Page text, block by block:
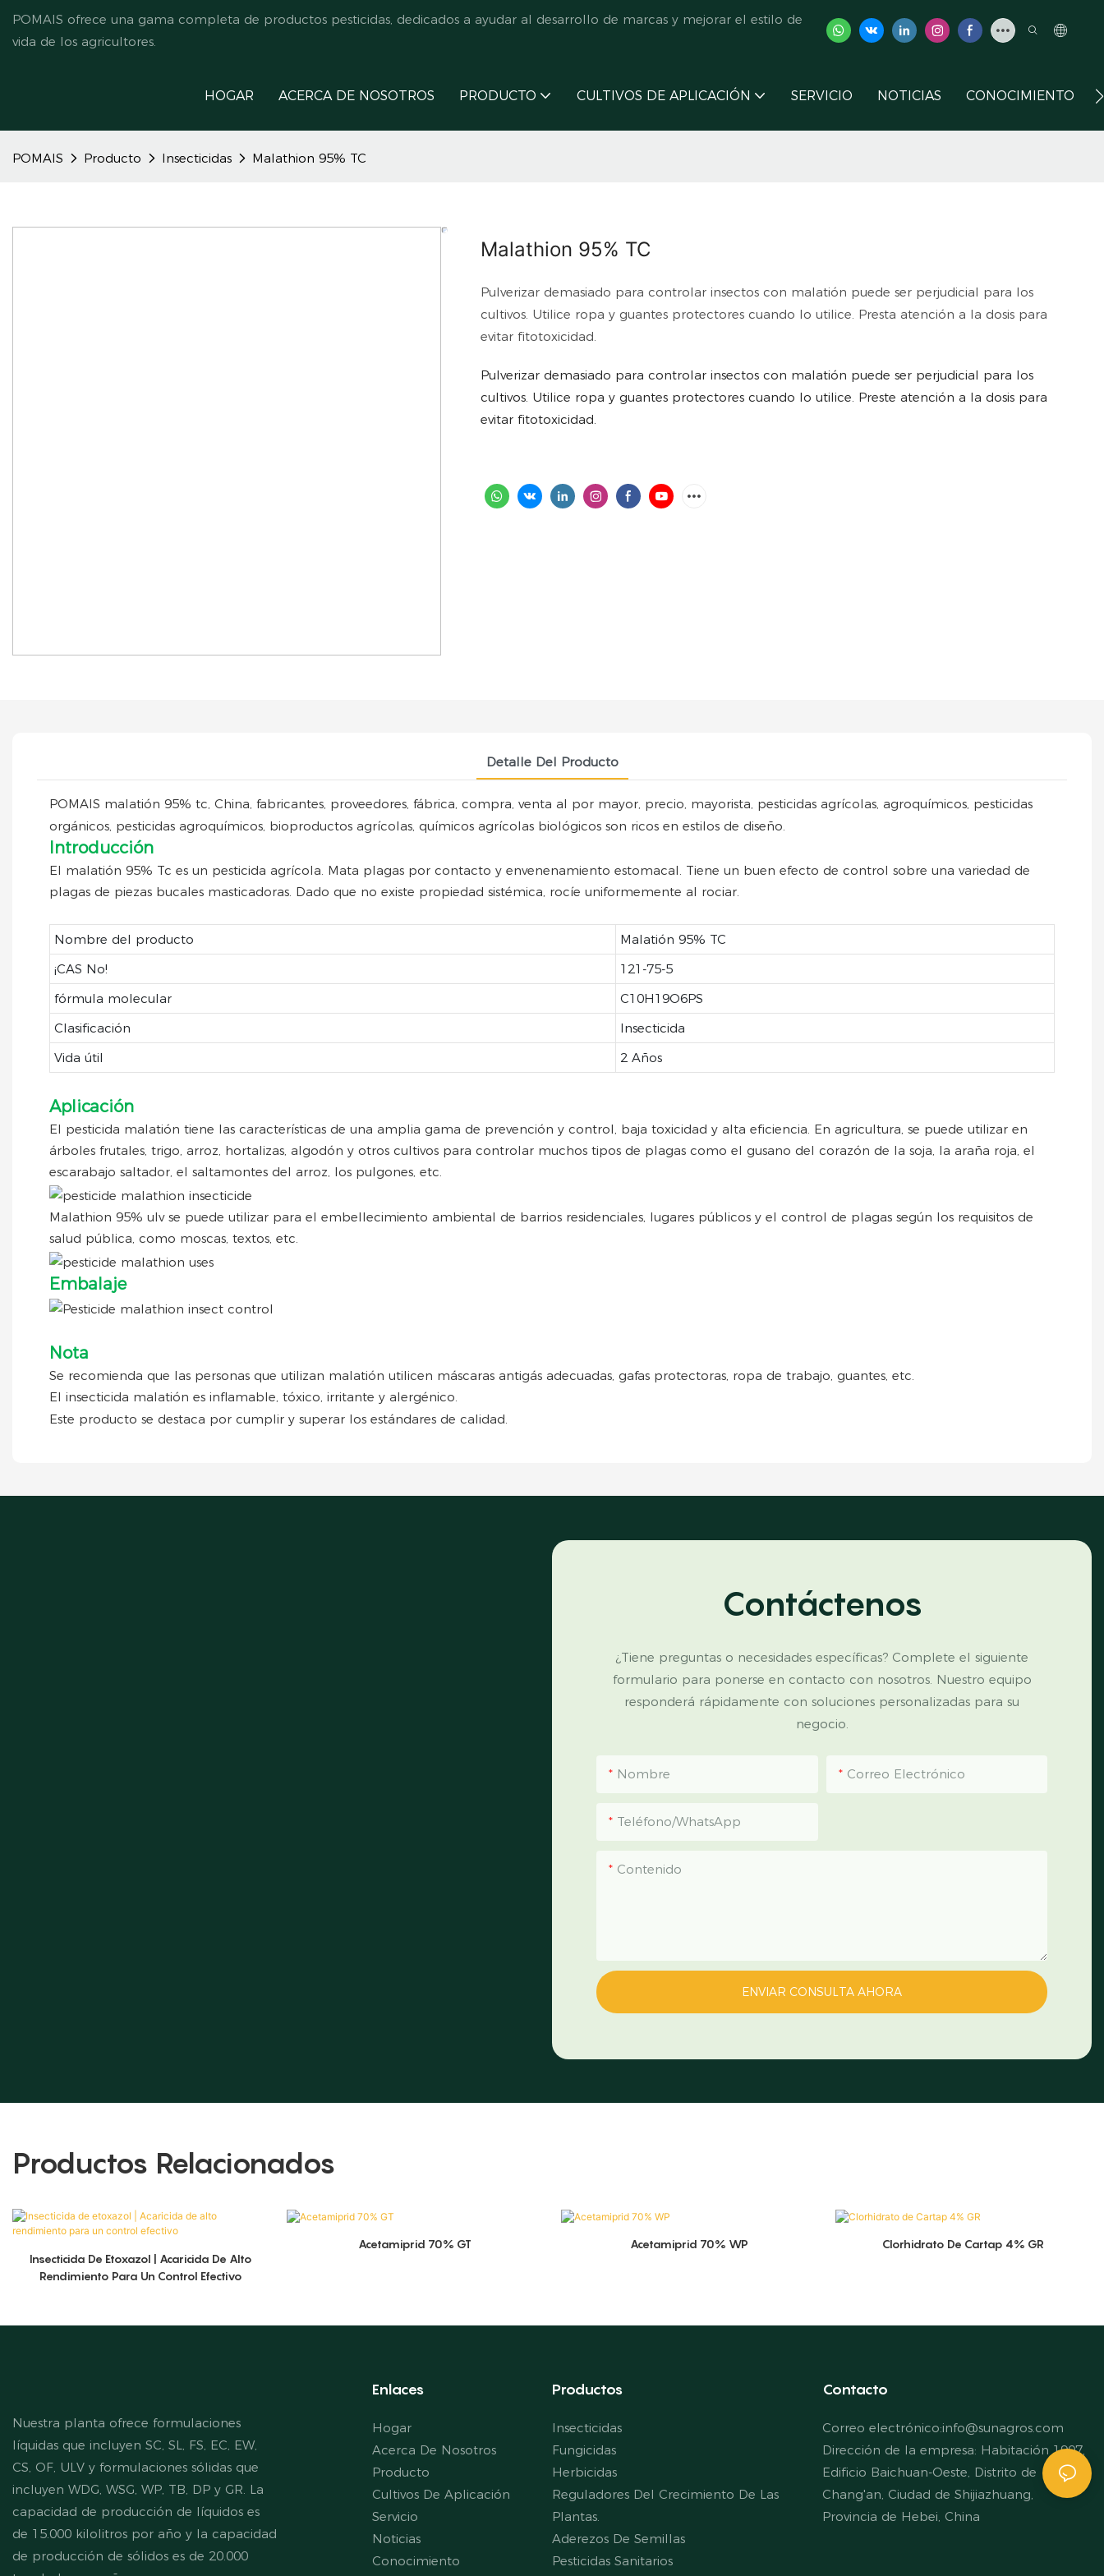
POMAIS ofrece una gama completa de productos pesticidas, dedicados a ayudar al desarrollo de marcas y mejorar el estilo de
vida de los agricultores.
HOGAR ACERCA DE NOSOTROS PRODUCTO CULTIVOS DE APLICACIÓN SERVICIO NOTICIAS CONOCIMIENTO
POMAIS Producto Insecticidas Malathion 95% TC
Malathion 95% TC
Pulverizar demasiado para controlar insectos con malatión puede ser perjudicial para los
cultivos. Utilice ropa y guantes protectores cuando lo utilice. Presta atención a la dosis para
evitar fitotoxicidad.
Pulverizar demasiado para controlar insectos con malatión puede ser perjudicial para los
cultivos. Utilice ropa y guantes protectores cuando lo utilice. Preste atención a la dosis para
evitar fitotoxicidad.
Detalle Del Producto
POMAIS malatión 95% tc, China, fabricantes, proveedores, fábrica, compra, venta al por mayor, precio, mayorista, pesticidas agrícolas, agroquímicos, pesticidas
orgánicos, pesticidas agroquímicos, bioproductos agrícolas, químicos agrícolas biológicos son ricos en estilos de diseño.
Introducción
El malatión 95% Tc es un pesticida agrícola. Mata plagas por contacto y envenenamiento estomacal. Tiene un buen efecto de control sobre una variedad de
plagas de piezas bucales masticadoras. Dado que no existe propiedad sistémica, rocíe uniformemente al rociar.
Nombre del producto
Malatión 95% TC
¡CAS No!
121-75-5
fórmula molecular
C10H19O6PS
Clasificación
Insecticida
Vida útil
2 Años
Aplicación
El pesticida malatión tiene las características de una amplia gama de prevención y control, baja toxicidad y alta eficiencia. En agricultura, se puede utilizar en
árboles frutales, trigo, arroz, hortalizas, algodón y otros cultivos para controlar muchos tipos de plagas como el gusano del corazón de la soja, la araña roja, el
escarabajo saltador, el saltamontes del arroz, los pulgones, etc.
Malathion 95% ulv se puede utilizar para el embellecimiento ambiental de barrios residenciales, lugares públicos y el control de plagas según los requisitos de
salud pública, como moscas, textos, etc.
Embalaje
Nota
Se recomienda que las personas que utilizan malatión utilicen máscaras antigás adecuadas, gafas protectoras, ropa de trabajo, guantes, etc.
El insecticida malatión es inflamable, tóxico, irritante y alergénico.
Este producto se destaca por cumplir y superar los estándares de calidad.
Contáctenos
¿Tiene preguntas o necesidades específicas? Complete el siguiente
formulario para ponerse en contacto con nosotros. Nuestro equipo
responderá rápidamente con soluciones personalizadas para su
negocio.
Nombre Correo Electrónico
Teléfono/WhatsApp
Contenido
ENVIAR CONSULTA AHORA
Productos Relacionados
Insecticida De Etoxazol | Acaricida De Alto
Rendimiento Para Un Control Efectivo
Acetamiprid 70% GT Acetamiprid 70% WP Clorhidrato De Cartap 4% GR
Nuestra planta ofrece formulaciones
líquidas que incluyen SC, SL, FS, EC, EW,
CS, OF, ULV y formulaciones sólidas que
incluyen WDG, WSG, WP, TB, DP y GR. La
capacidad de producción de líquidos es
de 15.000 kilolitros por año y la capacidad
de producción de sólidos es de 20.000
Enlaces
Hogar
Acerca De Nosotros
Producto
Cultivos De Aplicación
Servicio
Noticias
Conocimiento
Productos
Insecticidas
Fungicidas
Herbicidas
Reguladores Del Crecimiento De Las
Plantas.
Aderezos De Semillas
Pesticidas Sanitarios
Contacto
Correo electrónico:info@sunagros.com
Dirección de la empresa: Habitación 1907,
Edificio Baichuan-Oeste, Distrito de
Chang'an, Ciudad de Shijiazhuang,
Provincia de Hebei, China